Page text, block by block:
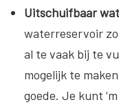
Uitschuifbaar
waterreservoir
al te vaak bij te
mogelijk te
goede. Je kunt